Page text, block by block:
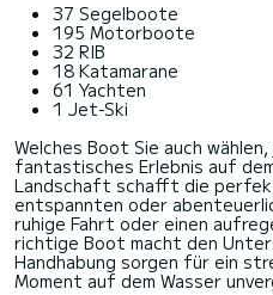
37 Segelboote
195 Motorboote
32 RIB
18 Katamarane
61 Yachten
1 Jet-Ski
Welches Boot Sie auch
fantastisches Erlebnis auf
Landschaft schafft die
entspannten oder
ruhige Fahrt oder einen
richtige Boot macht den
Handhabung sorgen für ein
Moment auf dem Wasser